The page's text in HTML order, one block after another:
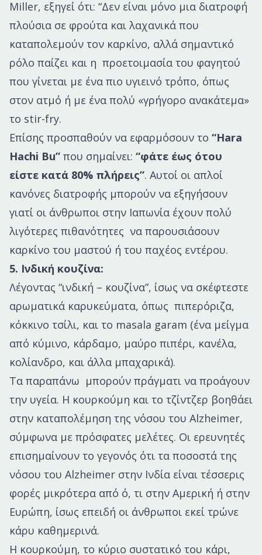
Miller, εξηγεί ότι: “Δεν είναι μόνο μια διατροφή
πλούσια σε φρούτα και λαχανικά που
καταπολεμούν τον καρκίνο, αλλά σημαντικό
ρόλο παίζει και η προετοιμασία του φαγητού
που γίνεται με ένα πιο υγιεινό τρόπο, όπως
στον ατμό ή με ένα πολύ «γρήγορο ανακάτεμα»
το stir-fry.
Επίσης προσπαθούν να εφαρμόσουν το “Hara
Hachi Bu” που σημαίνει: “φάτε έως ότου
είστε κατά 80% πλήρεις”. Αυτοί οι απλοί
κανόνες διατροφής μπορούν να εξηγήσουν
γιατί οι άνθρωποι στην Ιαπωνία έχουν πολύ
λιγότερες πιθανότητες να παρουσιάσουν
καρκίνο του μαστού ή του παχέος εντέρου.
5. Ινδική κουζίνα:
Λέγοντας “ινδική – κουζίνα”, ίσως να σκέφτεστε
αρωματικά καρυκεύματα, όπως πιπερόριζα,
κόκκινο τσίλι, και το masala garam (ένα μείγμα
από κύμινο, κάρδαμο, μαύρο πιπέρι, κανέλα,
κολίανδρο, και άλλα μπαχαρικά).
Τα παραπάνω μπορούν πράγματι να προάγουν
την υγεία. Η κουρκούμη και το τζίντζερ βοηθάει
στην καταπολέμηση της νόσου του Alzheimer,
σύμφωνα με πρόσφατες μελέτες. Οι ερευνητές
επισημαίνουν το γεγονός ότι τα ποσοστά της
νόσου του Alzheimer στην Ινδία είναι τέσσερις
φορές μικρότερα από ό, τι στην Αμερική ή στην
Ευρώπη, ίσως επειδή οι άνθρωποι εκεί τρώνε
κάρυ καθημερινά.
Η κουρκούμη, το κύριο συστατικό του κάρι,